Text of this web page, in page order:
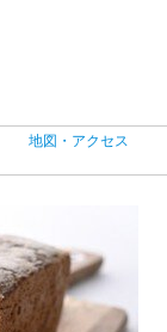
地図・アクセス